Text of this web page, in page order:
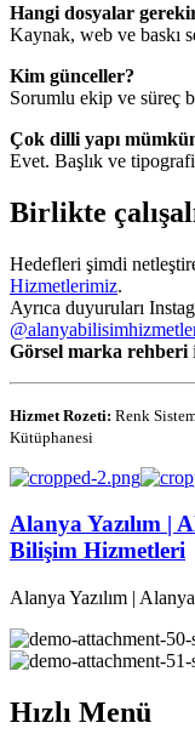
Hangi dosyalar
Kaynak, web ve baskı
Kim günceller?
Sorumlu ekip ve süreç
Çok dilli yapı
Evet. Başlık ve
Birlikte
Hedefleri şimdi
Hizmetlerimiz.
Ayrıca duyuruları
Görsel marka rehberi
Hizmet Rozeti: Renk
Kütüphanesi
Alanya Yazılım |
Bilişim Hizmetleri
Alanya Yazılım |
Hızlı Menü